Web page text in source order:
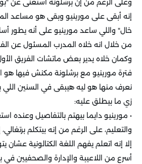
إنه أبقى على مورينيو وبقى هو مساعد
خال" واللي ساعد مورينيو على أنه يطور
من خلال انه خلاه المدرب المسئول عن
وكمان خلاه يدير بعض ماتشات الفريق
فترة مورينيو مع برشلونة مكنش فيها هو
نعرف منها هو ليه هيبقى في السنين اللي
زي ما بيطلق عليه:
• مورينيو دايما بيهتم بالتفاصيل وعنده
والتعليم، على الرغم من إنه بيتكلم برتغالي،
إلا إنه اتعلم يفهم اللغة الكتالونية
أسرع من اللاعيبة والإدارة والصحفيين في